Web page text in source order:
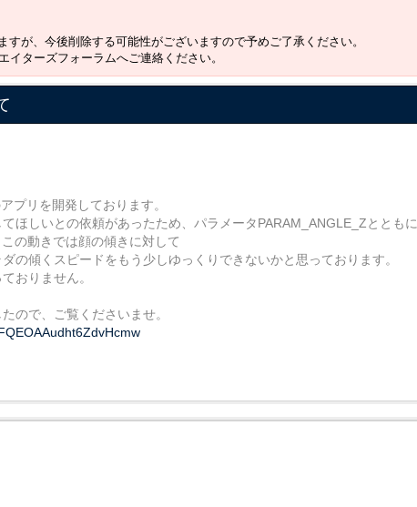
が、今後削除する可能性がございますので予めご了承ください。
ターズフォーラムへご連絡ください。
プリを開発しております。
ほしいとの依頼があったため、パラメータPARAM_ANGLE_Zとともに
の動きでは顔の傾きに対して
の傾くスピードをもう少しゆっくりできないかと思っております。
おりません。
ので、ご覧くださいませ。